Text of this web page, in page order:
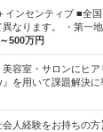
インセンティブ ■全
なります。 ・第一
500万円
美容室・サロンにヒ
』を用いて課題解決
会人経験をお持ちの